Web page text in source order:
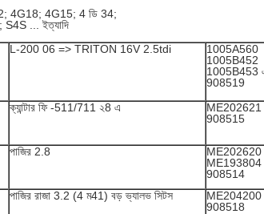
4G18; 4G15; 4 ডি 34;
... ইত্যাদি
L-200 06 => TRITON 16V 2.5tdi
1005A560
1005B452
1005B453
908519
ক্যান্টার ফি -511/711 ২8 এ
ME202621
908515
পাজির 2.8
ME202620
ME193804
908514
পাজির রাজা 3.2 (4 ম41) বড় ভ্যালভ সিটস
ME204200
908518